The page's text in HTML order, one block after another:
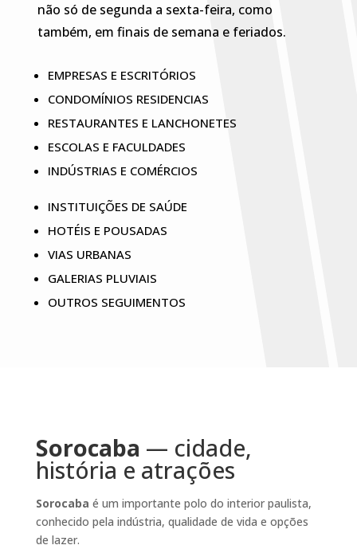
não só de segunda a sexta-feira, como
também, em finais de semana e feriados.
EMPRESAS E ESCRITÓRIOS
CONDOMÍNIOS RESIDENCIAS
RESTAURANTES E LANCHONETES
ESCOLAS E FACULDADES
INDÚSTRIAS E COMÉRCIOS
INSTITUIÇÕES DE SAÚDE
HOTÉIS E POUSADAS
VIAS URBANAS
GALERIAS PLUVIAIS
OUTROS SEGUIMENTOS
Sorocaba — cidade,
história e atrações
Sorocaba é um importante polo do interior paulista,
conhecido pela indústria, qualidade de vida e opções
de lazer.